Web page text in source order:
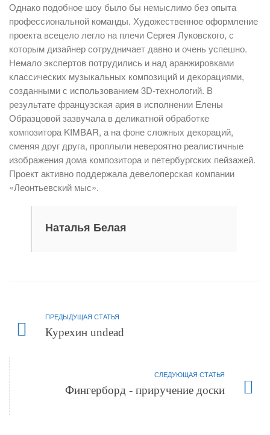
Однако подобное шоу было бы немыслимо без опыта
профессиональной команды. Художественное оформление
проекта всецело легло на плечи Сергея Луковского, с
которым дизайнер сотрудничает давно и очень успешно.
Немало экспертов потрудились и над аранжировками
классических музыкальных композиций и декорациями,
созданными с использованием 3D-технологий. В
результате французская ария в исполнении Елены
Образцовой зазвучала в деликатной обработке
композитора KIMBAR, а на фоне сложных декораций,
сменяя друг друга, проплыли невероятно реалистичные
изображения дома композитора и петербургских пейзажей.
Проект активно поддержала девелоперская компании
«Леонтьевский мыс».
Наталья Белая
ПРЕДЫДУЩАЯ СТАТЬЯ
Курехин undead
СЛЕДУЮЩАЯ СТАТЬЯ
Фингерборд - приручение доски